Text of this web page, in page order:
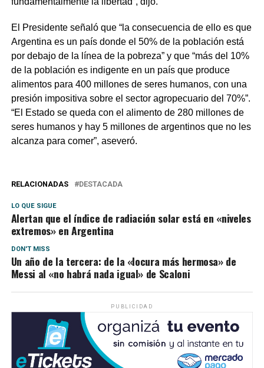
El Presidente señaló que “la consecuencia de ello es que
Argentina es un país donde el 50% de la población está
por debajo de la línea de la pobreza” y que “más del 10%
de la población es indigente en un país que produce
alimentos para 400 millones de seres humanos, con una
presión impositiva sobre el sector agropecuario del 70%”.
“El Estado se queda con el alimento de 280 millones de
seres humanos y hay 5 millones de argentinos que no les
alcanza para comer”, aseveró.
RELACIONADAS DESTACADA
LO QUE SIGUE
Alertan que el índice de radiación solar está en «niveles
extremos» en Argentina
DON'T MISS
Un año de la tercera: de la «locura más hermosa» de
Messi al «no habrá nada igual» de Scaloni
PUBLICIDAD